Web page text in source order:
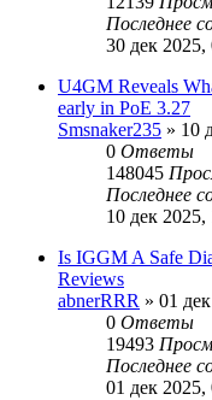
Последнее
30 дек 2025,
U4GM Reveals
early in PoE 3.27
Smsnaker235 » 10
0 Ответы
148045
Последнее
10 дек 2025,
Is IGGM A Safe
Reviews
abnerRRR » 01
0 Ответы
19493
Последнее
01 дек 2025,